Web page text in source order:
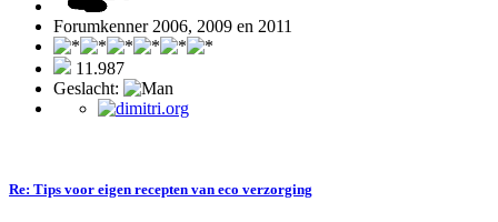
Forumkenner 2006, 2009 en 2011
11.987
Geslacht:
Re: Tips voor eigen recepten van eco verzorging